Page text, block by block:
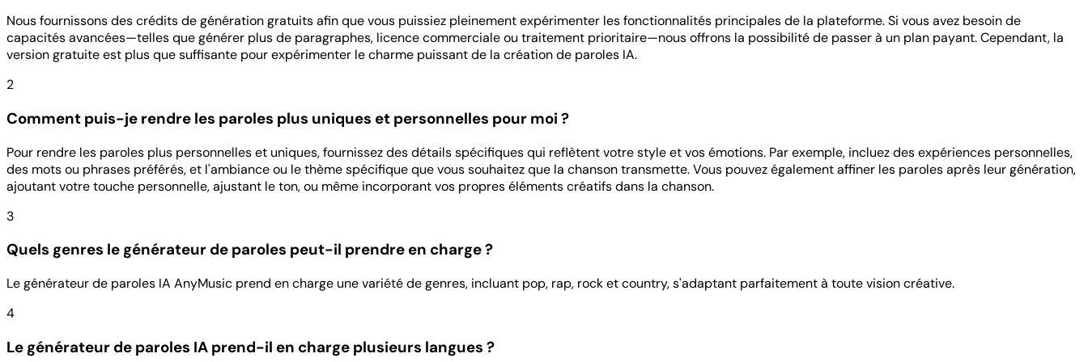
Nous fournissons des crédits de génération gratuits afin que vous puissiez pleinement expérimenter les fonctionnalités principales de la plateforme. Si vous avez besoin de
capacités avancées—telles que générer plus de paragraphes, licence commerciale ou traitement prioritaire—nous offrons la possibilité de passer à un plan payant. Cependant, la
version gratuite est plus que suffisante pour expérimenter le charme puissant de la création de paroles IA.
2
Comment puis-je rendre les paroles plus uniques et personnelles pour moi ?
Pour rendre les paroles plus personnelles et uniques, fournissez des détails spécifiques qui reflètent votre style et vos émotions. Par exemple, incluez des expériences personnelles,
des mots ou phrases préférés, et l'ambiance ou le thème spécifique que vous souhaitez que la chanson transmette. Vous pouvez également affiner les paroles après leur génération,
ajoutant votre touche personnelle, ajustant le ton, ou même incorporant vos propres éléments créatifs dans la chanson.
3
Quels genres le générateur de paroles peut-il prendre en charge ?
Le générateur de paroles IA AnyMusic prend en charge une variété de genres, incluant pop, rap, rock et country, s'adaptant parfaitement à toute vision créative.
4
Le générateur de paroles IA prend-il en charge plusieurs langues ?